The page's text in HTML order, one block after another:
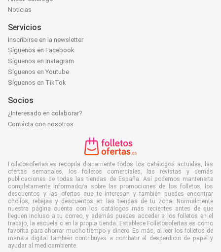
Noticias
Servicios
Inscribirse en la newsletter
Síguenos en Facebook
Síguenos en Instagram
Síguenos en Youtube
Síguenos en TikTok
Socios
¿Interesado en colaborar?
Contácta con nosotros
Folletosofertas.es recopila diariamente todos los catálogos actuales, las
ofertas semanales, los folletos comerciales, las revistas y demás
publicaciones de todas las tiendas de España. Así podemos mantenerte
completamente informado/a sobre las promociones de los folletos, los
descuentos y las ofertas que te interesan y también puedes encontrar
chollos, rebajas y descuentos en las tiendas de tu zona. Normalmente
nuestra página cuenta con los catálogos más recientes antes de que
lleguen incluso a tu correo, y además puedes acceder a los folletos en el
trabajo, la escuela o en la propia tienda. Establece Folletosofertas.es como
favorita para ahorrar mucho tiempo y dinero. Es más, al leer los folletos de
manera digital también contribuyes a combatir el desperdicio de papel y
ayudar al medioambiente.